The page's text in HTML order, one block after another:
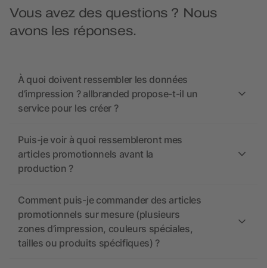
Vous avez des questions ? Nous
avons les réponses.
À quoi doivent ressembler les données
d’impression ? allbranded propose-t-il un
service pour les créer ?
Puis-je voir à quoi ressembleront mes
articles promotionnels avant la
production ?
Comment puis-je commander des articles
promotionnels sur mesure (plusieurs
zones d’impression, couleurs spéciales,
tailles ou produits spécifiques) ?